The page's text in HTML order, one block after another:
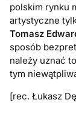
polskim rynku
artystyczne
Tomasz
sposób
należy uznać
tym
[rec. Łukasz